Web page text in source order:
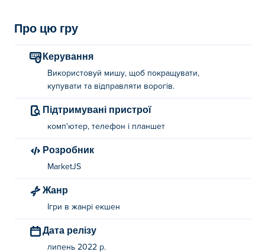
Про цю гру
Керування
Використовуй мишу, щоб покращувати,
купувати та відправляти ворогів.
Підтримувані пристрої
комп'ютер, телефон і планшет
Розробник
MarketJS
Жанр
Ігри в жанрі екшен
Дата релізу
липень 2022 р.